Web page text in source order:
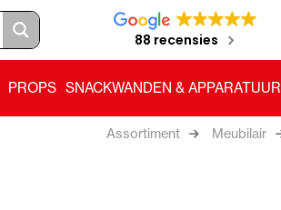
88 recensies
PROPS SNACKWANDEN & APPARATUUR
Assortiment Meubilair